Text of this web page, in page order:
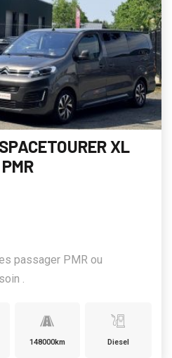
XL
passager PMR ou
.
148000km Diesel